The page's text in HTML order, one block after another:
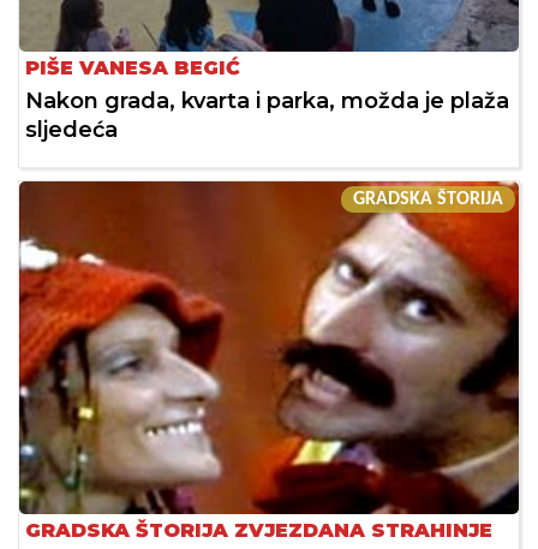
PIŠE VANESA BEGIĆ
Nakon grada, kvarta i parka, možda je plaža
sljedeća
GRADSKA ŠTORIJA
GRADSKA ŠTORIJA ZVJEZDANA STRAHINJE